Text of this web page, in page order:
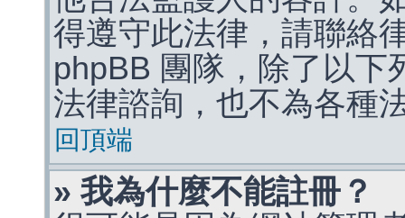
得遵守此法律，請聯絡
phpBB 團隊，除了以下
法律諮詢，也不為各種
回頂端
» 我為什麼不能註冊？